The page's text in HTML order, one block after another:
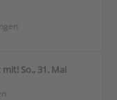
mit! So., 31. Mai